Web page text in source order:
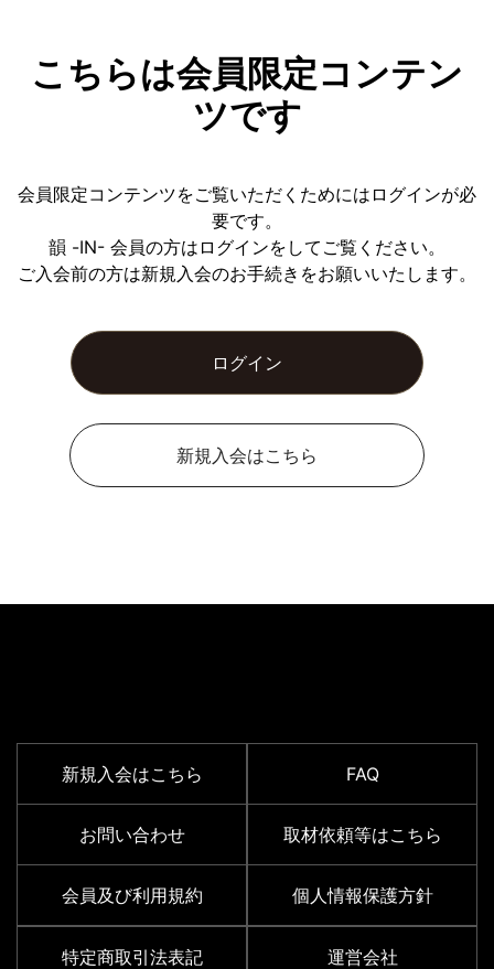
こちらは会員限定コンテン
ツです
会員限定コンテンツをご覧いただくためにはログインが必
要です。
韻 -IN- 会員の方はログインをしてご覧ください。
ご入会前の方は新規入会のお手続きをお願いいたします。
ログイン
新規入会はこちら
新規入会はこちら FAQ
お問い合わせ 取材依頼等はこちら
会員及び利用規約 個人情報保護方針
特定商取引法表記 運営会社